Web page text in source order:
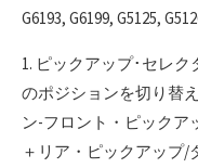
G6193, G6199, G5125,
1. ピックアップ･セレク
のポジションを切り替
ン-フロント・ピックア
＋リア・ピックアップ/